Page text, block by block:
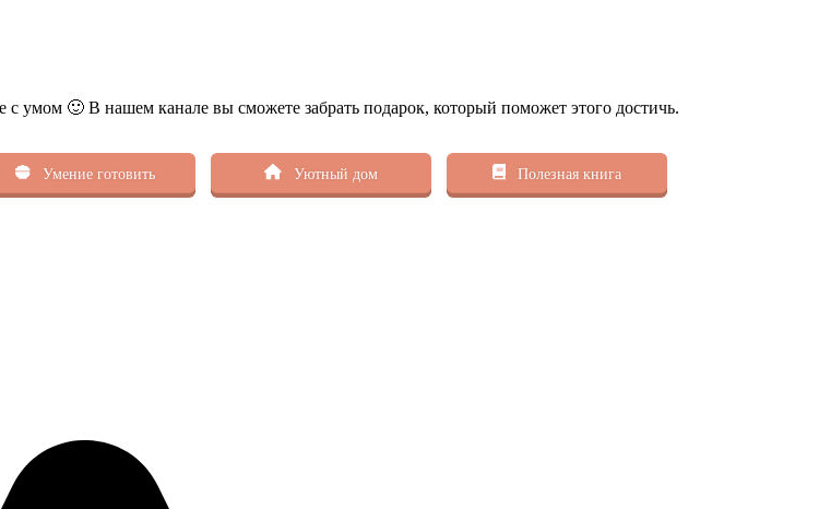
умом 🙂 В нашем канале вы сможете забрать подарок, который поможет этого достичь.
Умение готовить Уютный дом Полезная книга